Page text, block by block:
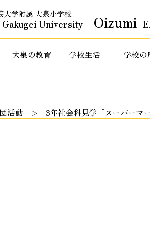
大学附属 大泉小学校
Gakugei University Oizumi
大泉の教育 学校生活 学校の
活動
3年社会科見学「スーパーマ